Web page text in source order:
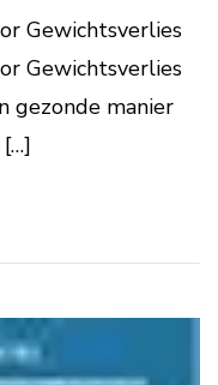
Gewichtsverlies
Gewichtsverlies
gezonde manier